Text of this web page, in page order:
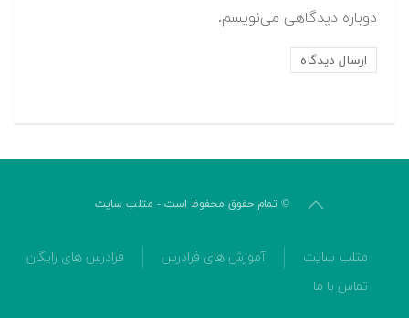
دوباره دیدگاهی می‌نویسم.
© تمام حقوق محفوظ است - متلب سایت
متلب سایت آموزش های فرادرس
فرادرس های رایگان
تماس با ما